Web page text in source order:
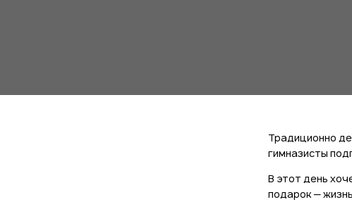
Традиционно
гимназисты
В этот день
подарок —